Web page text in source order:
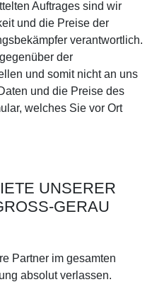
Auftrages sind wir
und die Preise der
verantwortlich.
der
und somit nicht an uns
und die Preise des
welches Sie vor Ort
UNSERER
GERAU
Partner im gesamten
absolut verlassen.